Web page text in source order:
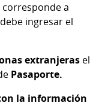
corresponde a
debe ingresar el
extranjeras el
Pasaporte.
la información